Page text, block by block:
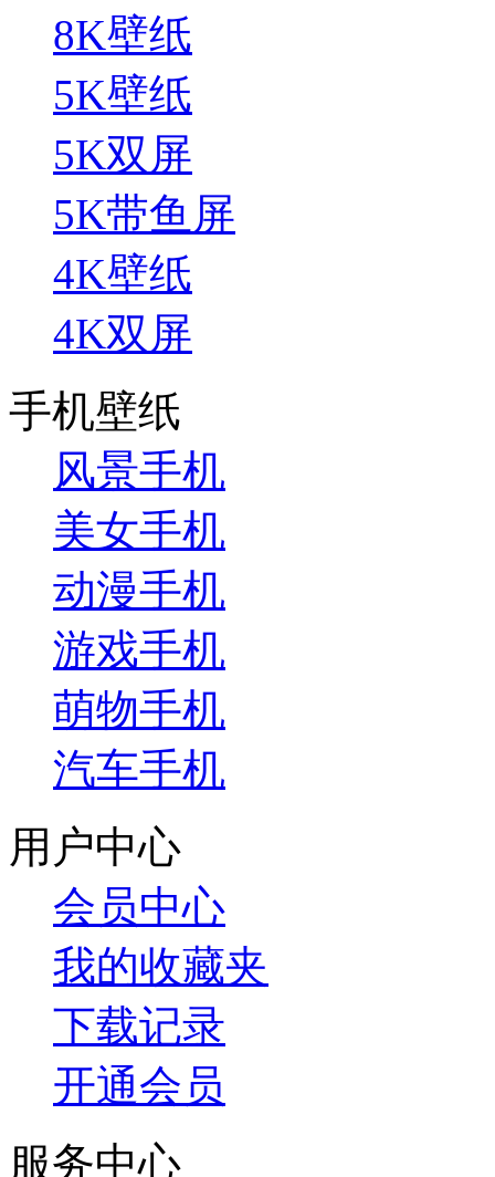
8K壁纸
5K壁纸
5K双屏
5K带鱼屏
4K壁纸
4K双屏
手机壁纸
风景手机
美女手机
动漫手机
游戏手机
萌物手机
汽车手机
用户中心
会员中心
我的收藏夹
下载记录
开通会员
服务中心